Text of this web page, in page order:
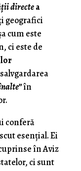
directea
geografici
cum este
ci este de
în
conferă
esenţial. Ei
în Aviz
ci sunt